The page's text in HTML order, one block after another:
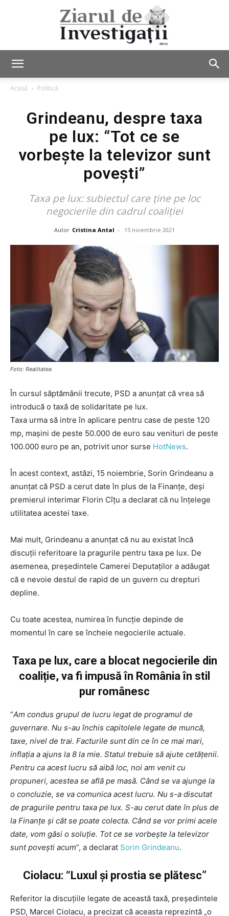
de
Acasă Politică
Grindeanu, despre taxa
pe lux: “Tot ce se
vorbește la televizor sunt
povești”
Taxa pe lux: subiectul care ţine pe loc
negocierile din cadrul coaliţiei
Autor Cristina Antal - 15 noiembrie 2021
Foto: Realitatea
În cursul săptămânii trecute, PSD a anunțat că vrea să
introducă o taxă de solidaritate pe lux.
Taxa urma să intre în aplicare pentru case de peste 120
mp, mașini de peste 50.000 de euro sau venituri de peste
100.000 euro pe an, potrivit unor surse HotNews.
În acest context, astăzi, 15 noiembrie, Sorin Grindeanu a
anunțat că PSD a cerut date în plus de la Finanțe, deși
premierul interimar Florin Cîțu a declarat că nu înțelege
utilitatea acestei taxe.
Mai mult, Grindeanu a anunţat că nu au existat încă
discuţii referitoare la pragurile pentru taxa pe lux. De
asemenea, președintele Camerei Deputaților a adăugat
că e nevoie destul de rapid de un guvern cu drepturi
depline.
Cu toate acestea, numirea în funcţie depinde de
momentul în care se încheie negocierile actuale.
Taxa pe lux, care a blocat negocierile din
coaliție, va fi impusă în România în stil
pur românesc
“Am condus grupul de lucru legat de programul de
guvernare. Nu s-au închis capitolele legate de muncă,
taxe, nivel de trai. Facturile sunt din ce în ce mai mari,
inflația a ajuns la 8 la mie. Statul trebuie să ajute cetățenii.
Pentru ca acest lucru să aibă loc, noi am venit cu
propuneri, acestea se află pe masă. Când se va ajunge la
o concluzie, se va comunica acest lucru. Nu s-a discutat
de pragurile pentru taxa pe lux. S-au cerut date în plus de
la Finanțe și cât se poate colecta. Când se vor primi acele
date, vom găsi o soluție. Tot ce se vorbește la televizor
sunt povești acum”, a declarat Sorin Grindeanu.
Ciolacu: “Luxul și prostia se plătesc”
Referitor la discuţiile legate de această taxă, președintele
PSD, Marcel Ciolacu, a precizat că aceasta reprezintă „o